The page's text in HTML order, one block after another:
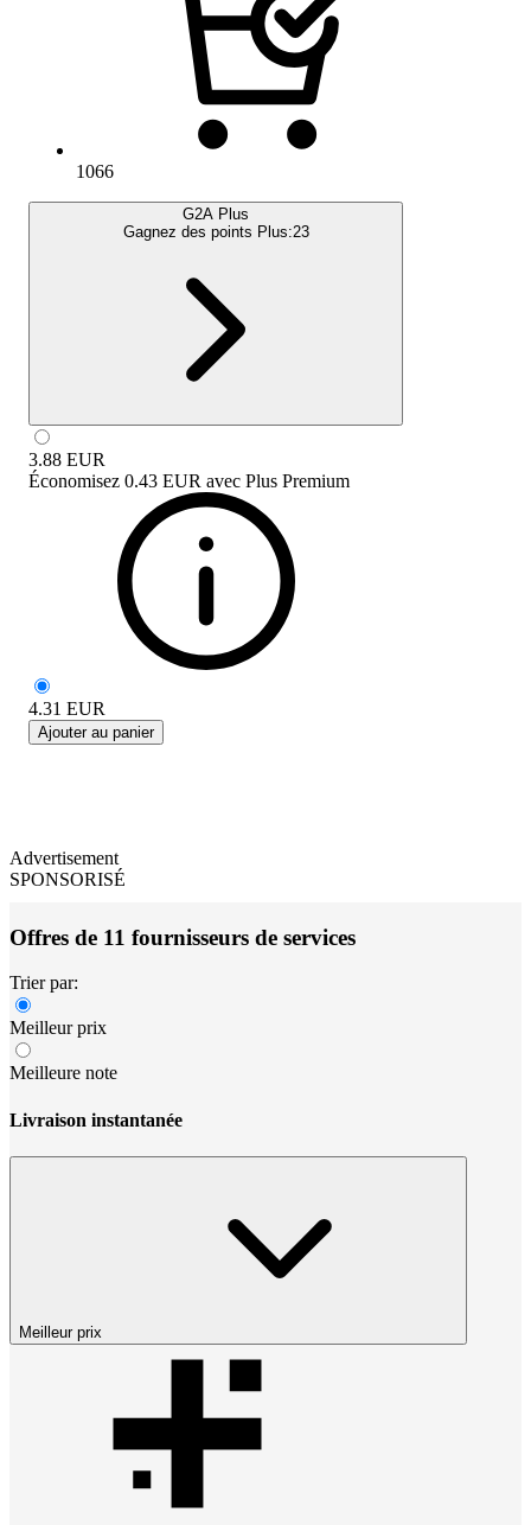
1066
G2A Plus
Gagnez des points Plus:23
3.88 EUR
Économisez 0.43 EUR avec Plus Premium
4.31 EUR
Ajouter au panier
Advertisement
SPONSORISÉ
Offres de 11 fournisseurs de services
Trier par:
Meilleur prix
Meilleure note
Livraison instantanée
Meilleur prix